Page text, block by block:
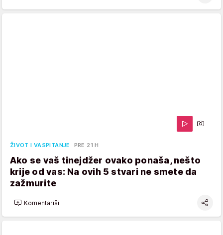
ŽIVOT I VASPITANJE PRE 21 H
Ako se vaš tinejdžer ovako ponaša, nešto
krije od vas: Na ovih 5 stvari ne smete da
zažmurite
Komentariši